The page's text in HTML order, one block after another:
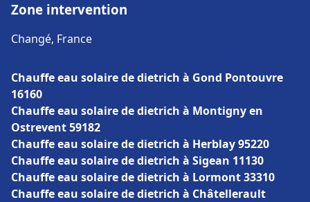
Zone intervention
Changé, France
Chauffe eau solaire de dietrich à Gond Pontouvre
16160
Chauffe eau solaire de dietrich à Montigny en
Ostrevent 59182
Chauffe eau solaire de dietrich à Herblay 95220
Chauffe eau solaire de dietrich à Sigean 11130
Chauffe eau solaire de dietrich à Lormont 33310
Chauffe eau solaire de dietrich à Châtellerault